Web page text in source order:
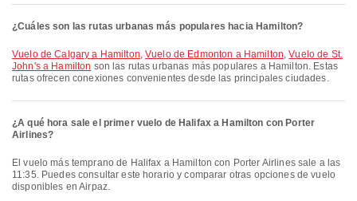
¿Cuáles son las rutas urbanas más populares hacia Hamilton?
Vuelo de Calgary a Hamilton,Vuelo de Edmonton a Hamilton,Vuelo de St.
John's a Hamilton son las rutas urbanas más populares a Hamilton. Estas
rutas ofrecen conexiones convenientes desde las principales ciudades.
¿A qué hora sale el primer vuelo de Halifax a Hamilton con Porter
Airlines?
El vuelo más temprano de Halifax a Hamilton con Porter Airlines sale a las
11:35. Puedes consultar este horario y comparar otras opciones de vuelo
disponibles en Airpaz.